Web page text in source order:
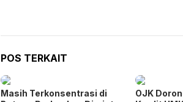
POS TERKAIT
Masih Terkonsentrasi di
OJK